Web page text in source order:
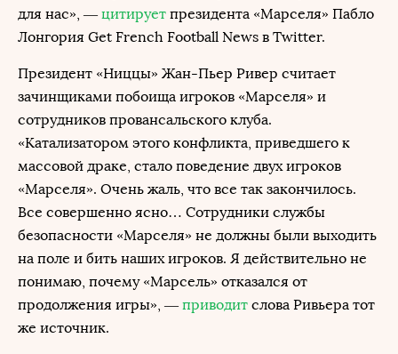
для нас», — цитирует президента «Марселя» Пабло
Лонгория Get French Football News в Twitter.
Президент «Ниццы» Жан-Пьер Ривер считает
зачинщиками побоища игроков «Марселя» и
сотрудников провансальского клуба.
«Катализатором этого конфликта, приведшего к
массовой драке, стало поведение двух игроков
«Марселя». Очень жаль, что все так закончилось.
Все совершенно ясно… Сотрудники службы
безопасности «Марселя» не должны были выходить
на поле и бить наших игроков. Я действительно не
понимаю, почему «Марсель» отказался от
продолжения игры», — приводит слова Ривьера тот
же источник.